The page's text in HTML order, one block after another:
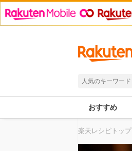
人気のキーワード
おすすめ
楽天レシピトップ